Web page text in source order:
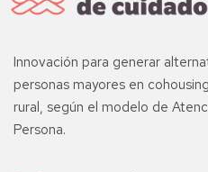
Innovación para generar
personas mayores en
rural, según el modelo de
Persona.